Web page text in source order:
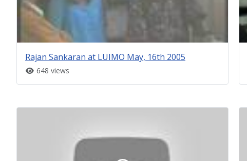
Rajan Sankaran at LUIMO May, 16th 2005
648 views